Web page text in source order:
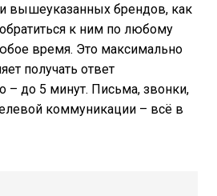
вышеуказанных брендов, как
к ним по любому
время. Это максимально
получать ответ
– до 5 минут. Письма, звонки,
коммуникации – всё в